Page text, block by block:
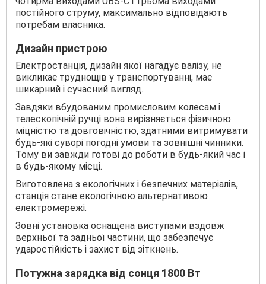
постійного струму, максимально відповідають
потребам власника.
Дизайн пристрою
Електростанція, дизайн якої нагадує валізу, не
викликає труднощів у транспортуванні, має
шикарний і сучасний вигляд.
Завдяки вбудованим промисловим колесам і
телескопічній ручці вона вирізняється фізичною
міцністю та довговічністю, здатними витримувати
будь-які суворі погодні умови та зовнішні чинники.
Тому ви завжди готові до роботи в будь-який час і
в будь-якому місці.
Виготовлена з екологічних і безпечних матеріалів,
станція стане екологічною альтернативою
електромережі.
Зовні установка оснащена виступами вздовж
верхньої та задньої частини, що забезпечує
ударостійкість і захист від зіткнень.
Потужна зарядка від сонця 1800 Вт